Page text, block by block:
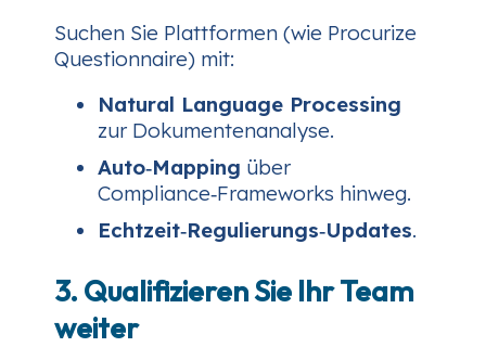
Suchen Sie Plattformen (wie Procurize
Questionnaire) mit:
Natural Language Processing
zur Dokumentenanalyse.
Auto‑Mapping über
Compliance‑Frameworks hinweg.
Echtzeit‑Regulierungs‑Updates.
3. Qualifizieren Sie Ihr Team
weiter